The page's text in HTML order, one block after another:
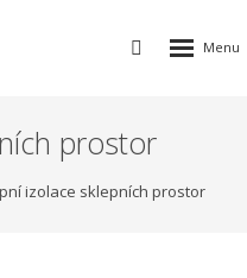
Vyhledávání
Rozbalení
prostor
izolace sklepních prostor